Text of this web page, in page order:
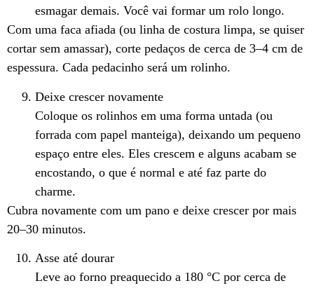
esmagar demais. Você vai formar um rolo longo.
Com uma faca afiada (ou linha de costura limpa, se quiser
cortar sem amassar), corte pedaços de cerca de 3–4 cm de
espessura. Cada pedacinho será um rolinho.
Deixe crescer novamente
Coloque os rolinhos em uma forma untada (ou
forrada com papel manteiga), deixando um pequeno
espaço entre eles. Eles crescem e alguns acabam se
encostando, o que é normal e até faz parte do
charme.
Cubra novamente com um pano e deixe crescer por mais
20–30 minutos.
Asse até dourar
Leve ao forno preaquecido a 180 °C por cerca de